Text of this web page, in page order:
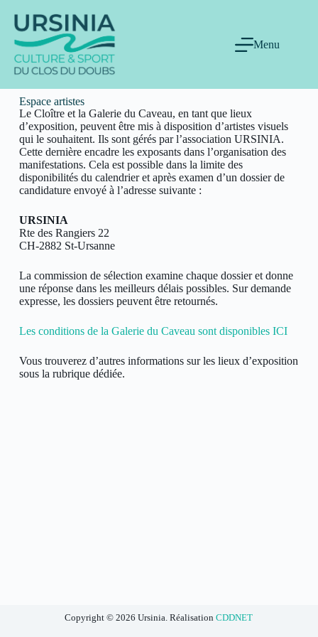
Menu
Espace artistes
Le Cloître et la Galerie du Caveau, en tant que lieux
d’exposition, peuvent être mis à disposition d’artistes visuels
qui le souhaitent. Ils sont gérés par l’association URSINIA.
Cette dernière encadre les exposants dans l’organisation des
manifestations. Cela est possible dans la limite des
disponibilités du calendrier et après examen d’un dossier de
candidature envoyé à l’adresse suivante :
URSINIA
Rte des Rangiers 22
CH-2882 St-Ursanne
La commission de sélection examine chaque dossier et donne
une réponse dans les meilleurs délais possibles. Sur demande
expresse, les dossiers peuvent être retournés.
Les conditions de la Galerie du Caveau sont disponibles ICI
Vous trouverez d’autres informations sur les lieux d’exposition
sous la rubrique dédiée.
Copyright © 2026 Ursinia. RéalisationCDDNET